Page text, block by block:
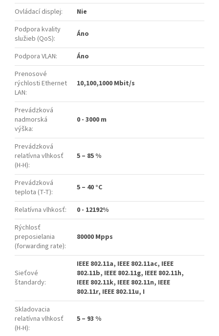
Ovládací displej:
Nie
Podpora kvality
služieb (QoS): Áno
Podpora VLAN:
Áno
Prenosové
rýchlosti Ethernet
LAN:
10,100,1000 Mbit/s
Prevádzková
nadmorská
výška:
0 - 3000 m
Prevádzková
relatívna vlhkosť
(H-H):
5 – 85 %
Prevádzková
teplota (T-T): 5 – 40 °C
Relatívna vlhkosť:
0 - 12192%
Rýchlosť
preposielania
(forwarding rate):
80000 Mpps
Sieťové
štandardy:
IEEE 802.11a, IEEE 802.11ac, IEEE
802.11b, IEEE 802.11g, IEEE 802.11h,
IEEE 802.11k, IEEE 802.11n, IEEE
802.11r, IEEE 802.11u, I
Skladovacia
relatívna vlhkosť
(H-H):
5 – 93 %